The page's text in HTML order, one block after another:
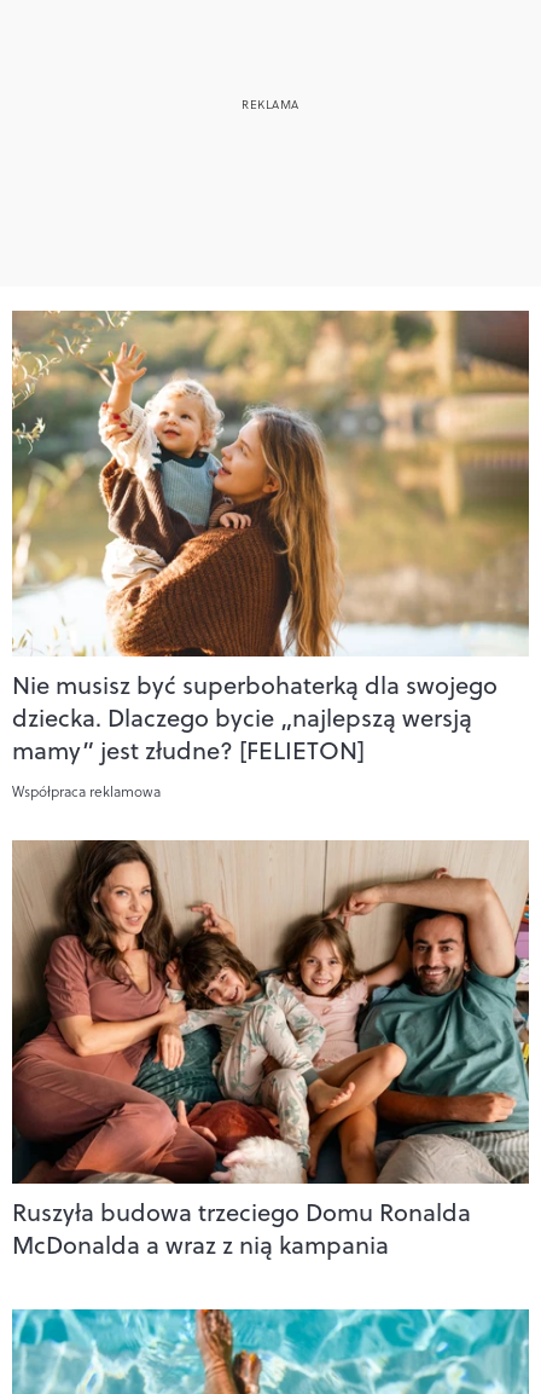
Nie musisz być superbohaterką dla swojego
dziecka. Dlaczego bycie „najlepszą wersją
mamy” jest złudne? [FELIETON]
Współpraca reklamowa
Ruszyła budowa trzeciego Domu Ronalda
McDonalda a wraz z nią kampania